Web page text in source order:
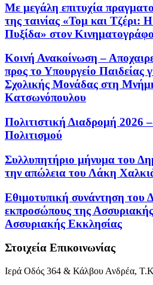
Με μεγάλη επιτυχία
της ταινίας «Τομ και Τζέρι:
Πυξίδα» στον
Κοινή Ανακοίνωση –
προς το Υπουργείο Παιδείας
Σχολικής Μονάδας στη
Κατσωνόπουλου
Πολιτιστική Διαδρομή 2026
Πολιτισμού
Συλλυπητήριο μήνυμα του
την απώλεια του Λάκη
Εθιμοτυπική συνάντηση του
εκπροσώπους της
Ασσυριακής Εκκλησίας
Στοιχεία Επικοινωνίας
Ιερά Οδός 364 & Κάλβου Ανδρέα,